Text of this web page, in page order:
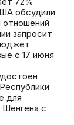
обсудили
отношений
запросит
с 17 июня
для
Шенгена с